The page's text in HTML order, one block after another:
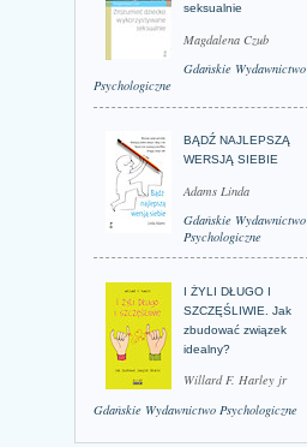
seksualnie
Magdalena Czub
Gdańskie Wydawnictwo
Psychologiczne
BĄDŹ NAJLEPSZĄ
WERSJĄ SIEBIE
Adams Linda
Gdańskie Wydawnictwo
Psychologiczne
I ŻYLI DŁUGO I
SZCZĘŚLIWIE. Jak
zbudować związek
idealny?
Willard F. Harley jr
Gdańskie Wydawnictwo Psychologiczne